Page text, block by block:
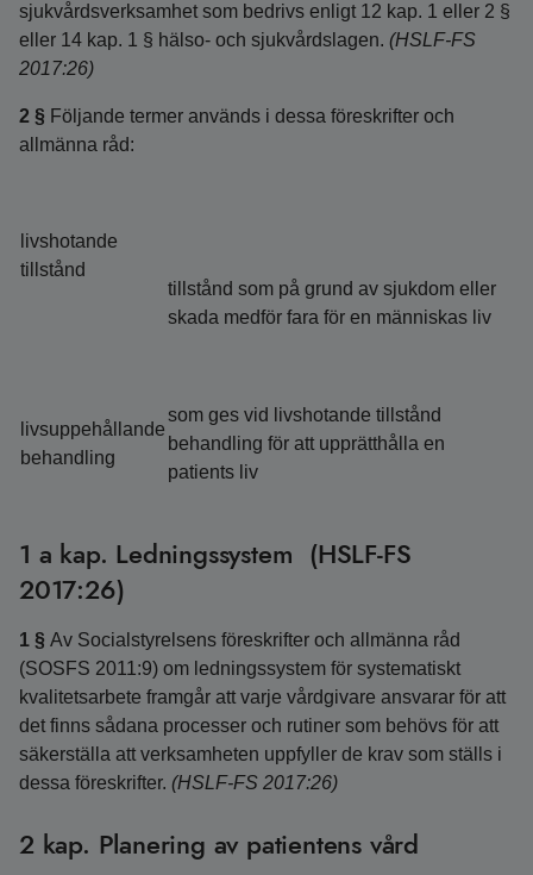
sjukvårdsverksamhet som bedrivs enligt 12 kap. 1 eller 2 §
eller 14 kap. 1 § hälso- och sjukvårdslagen. (HSLF-FS
2017:26)
2 § Följande termer används i dessa föreskrifter och
allmänna råd:
livshotande
tillstånd
tillstånd som på grund av sjukdom eller
skada medför fara för en människas liv
livsuppehållande
behandling
som ges vid livshotande tillstånd
behandling för att upprätthålla en
patients liv
1 a kap. Ledningssystem (HSLF-FS
2017:26)
1 § Av Socialstyrelsens föreskrifter och allmänna råd
(SOSFS 2011:9) om ledningssystem för systematiskt
kvalitetsarbete framgår att varje vårdgivare ansvarar för att
det finns sådana processer och rutiner som behövs för att
säkerställa att verksamheten uppfyller de krav som ställs i
dessa föreskrifter. (HSLF-FS 2017:26)
2 kap. Planering av patientens vård